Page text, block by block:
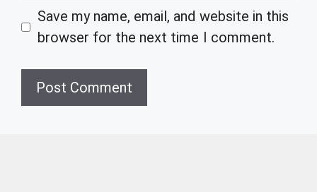
Save my name, email, and website in this
browser for the next time I comment.